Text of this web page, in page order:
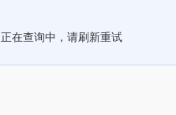
正在查询中，请刷新重试